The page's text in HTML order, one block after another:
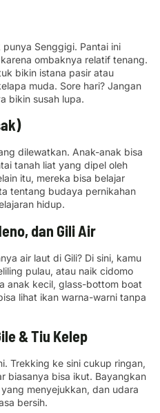
Senggigi. Pantai ini
ombaknya relatif tenang.
bikin istana pasir atau
muda. Sore hari? Jangan
bikin susah lupa.
dilewatkan. Anak-anak bisa
tanah liat yang dipel oleh
itu, mereka bisa belajar
tentang budaya pernikahan
hidup.
dan Gili Air
air laut di Gili? Di sini, kamu
pulau, atau naik cidomo
anak kecil, glass-bottom boat
lihat ikan warna-warni tanpa
& Tiu Kelep
Trekking ke sini cukup ringan,
biasanya bisa ikut. Bayangkan
menyejukkan, dan udara
bersih.